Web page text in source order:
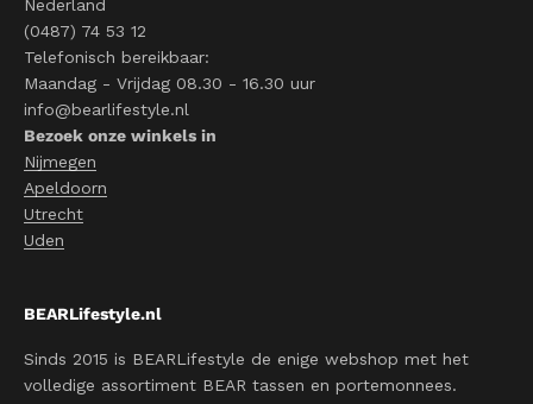
Nederland
(0487) 74 53 12
Telefonisch bereikbaar:
Maandag - Vrijdag 08.30 - 16.30 uur
info@bearlifestyle.nl
Bezoek onze winkels in
Nijmegen
Apeldoorn
Utrecht
Uden
BEARLifestyle.nl
Sinds 2015 is BEARLifestyle de enige webshop met het
volledige assortiment BEAR tassen en portemonnees.